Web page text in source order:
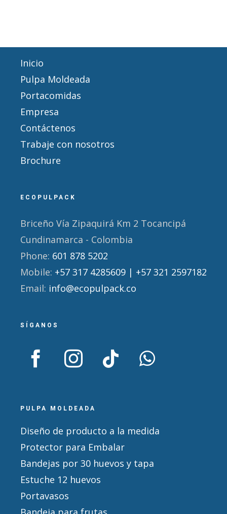
Inicio
Pulpa Moldeada
Portacomidas
Empresa
Contáctenos
Trabaje con nosotros
Brochure
ECOPULPACK
Briceño Vía Zipaquirá Km 2 Tocancipá
Cundinamarca - Colombia
Phone: 601 878 5202
Mobile: +57 317 4285609 | +57 321 2597182
Email: info@ecopulpack.co
SÍGANOS
PULPA MOLDEADA
Diseño de producto a la medida
Protector para Embalar
Bandejas por 30 huevos y tapa
Estuche 12 huevos
Portavasos